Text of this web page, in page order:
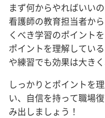
まず何からやればいいの
看護師の教育担当者か
くべき学習のポイントを
ポイントを理解してい
や練習でも効果は大きく
しっかりとポイントを
い、自信を持って職場
み出しましょう！